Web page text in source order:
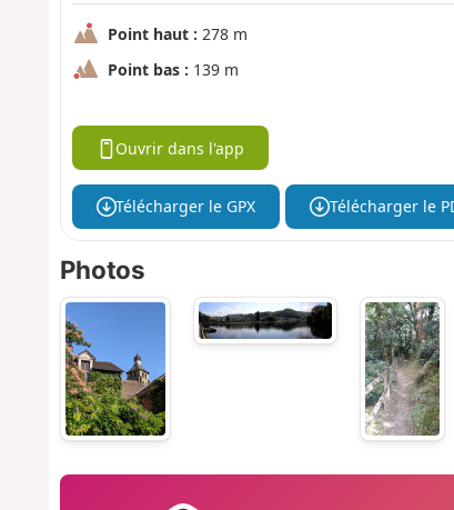
Point haut : 278 m
Point bas : 139 m
Ouvrir dans l'app
Télécharger le GPX Télécharger le
Photos